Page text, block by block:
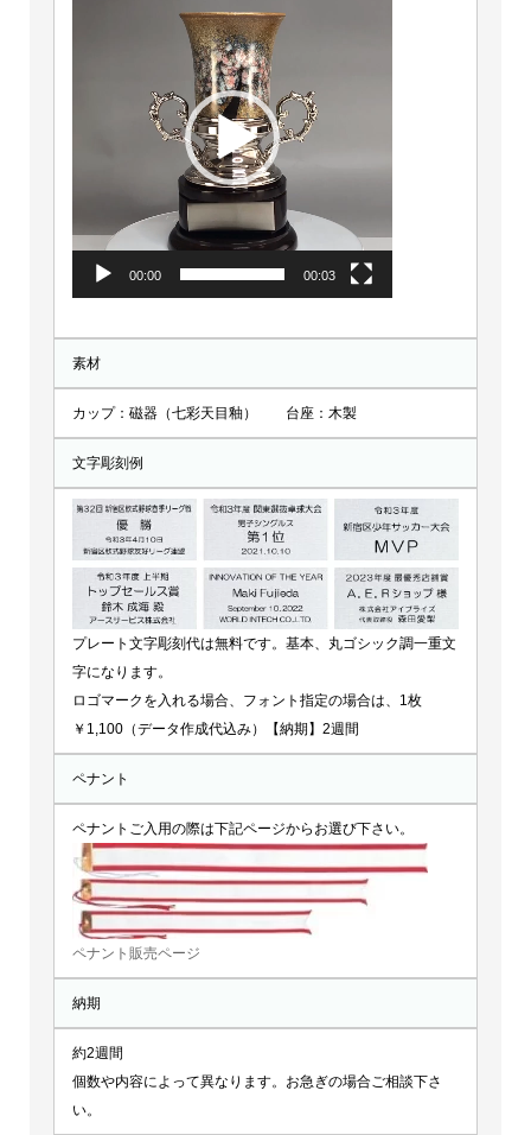
00:00 00:03
素材
カップ：磁器（七彩天目釉） 台座：木製
文字彫刻例
プレート文字彫刻代は無料です。基本、丸ゴシック調一重文
字になります。
ロゴマークを入れる場合、フォント指定の場合は、1枚
￥1,100（データ作成代込み）【納期】2週間
ペナント
ペナントご入用の際は下記ページからお選び下さい。
ペナント販売ページ
納期
約2週間
個数や内容によって異なります。お急ぎの場合ご相談下さ
い。